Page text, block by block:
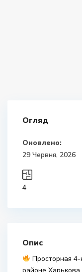
Огляд
Оновлено:
29 Червня, 2026
4
Опис
Просторная